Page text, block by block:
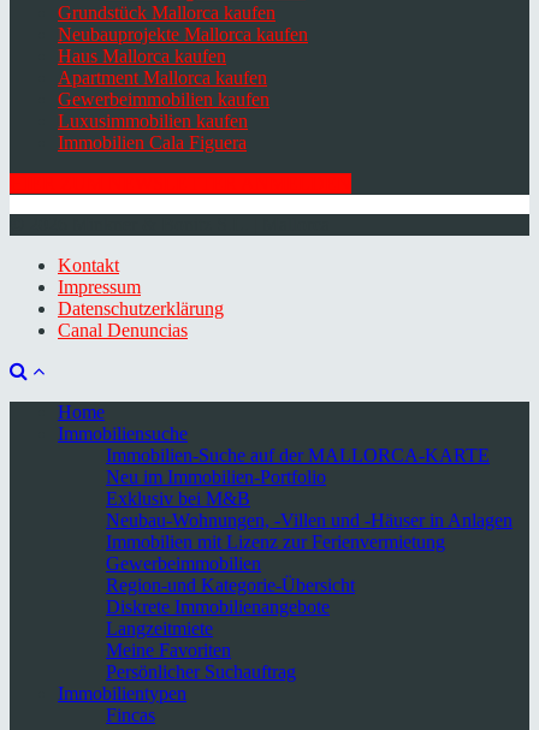
Grundstück Mallorca kaufen
Neubauprojekte Mallorca kaufen
Haus Mallorca kaufen
Apartment Mallorca kaufen
Gewerbeimmobilien kaufen
Luxusimmobilien kaufen
Immobilien Cala Figuera
Kontakt
Impressum
Datenschutzerklärung
Canal Denuncias
Home
Immobiliensuche
Immobilien-Suche auf der MALLORCA-KARTE
Neu im Immobilien-Portfolio
Exklusiv bei M&B
Neubau-Wohnungen, -Villen und -Häuser in Anlagen
Immobilien mit Lizenz zur Ferienvermietung
Gewerbeimmobilien
Region-und Kategorie-Übersicht
Diskrete Immobilienangebote
Langzeitmiete
Meine Favoriten
Persönlicher Suchauftrag
Immobilientypen
Fincas